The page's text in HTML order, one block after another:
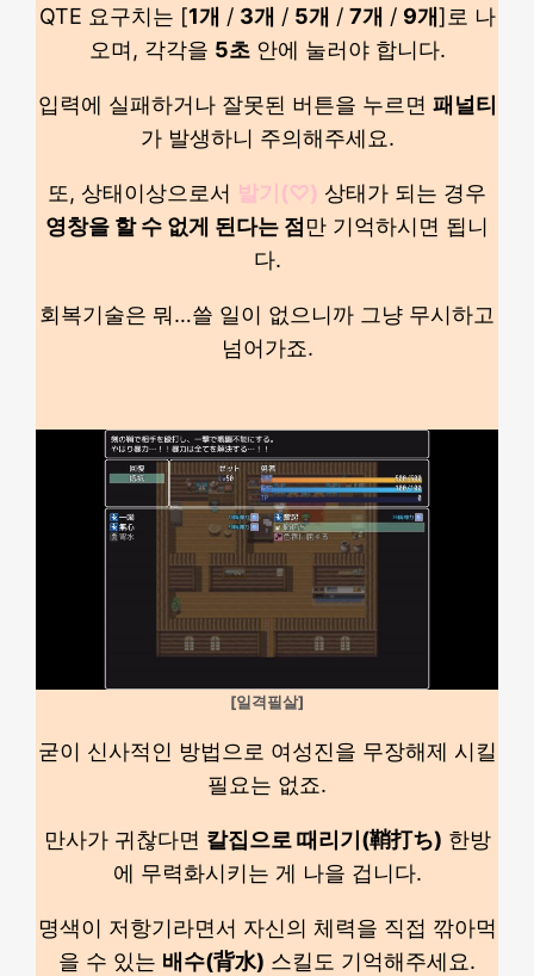
QTE 요구치는 [1개 / 3개 / 5개 / 7개 / 9개]로 나
오며, 각각을 5초안에 눌러야 합니다.
입력에 실패하거나 잘못된 버튼을 누르면 패널티
가 발생하니 주의해주세요.
또, 상태이상으로서 발기(♡) 상태가 되는 경우
영창을 할 수 없게 된다는 점 만 기억하시면 됩니
다.
회복기술은 뭐…쓸 일이 없으니까 그냥 무시하고
넘어가죠.
[일격필살]
굳이 신사적인 방법으로 여성진을 무장해제 시킬
필요는 없죠.
만사가 귀찮다면 칼집으로 때리기(鞘打ち) 한방
에 무력화시키는 게 나을 겁니다.
명색이 저항기라면서 자신의 체력을 직접 깎아먹
을 수 있는 배수(背水) 스킬도 기억해주세요.